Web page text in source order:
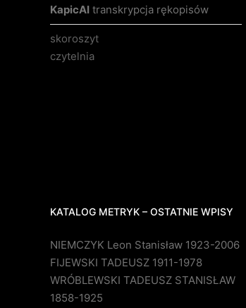
KapicAI transkrypcja rękopisów
skoroszyt
czytelnia
KATALOG METRYK – OSTATNIE WPISY
NIEMCZYK Leon Stanisław 1923-2006
FIJEWSKI TADEUSZ 1911-1978
WRÓBLEWSKI TADEUSZ STANISŁAW
1858-1925